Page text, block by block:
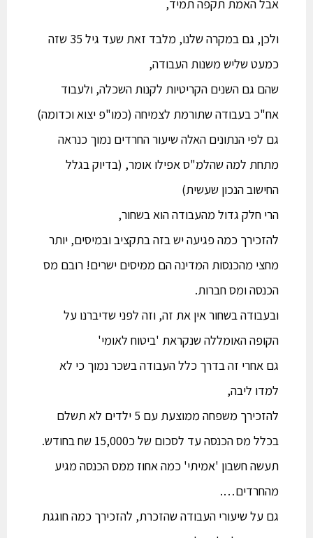
אבל האמת תקפה תמיד,
ולכן, גם במקרה שלנו, מלבד זאת שעד גיל 35 שזה
כמעט שליש משנות העבודה,
שהם גם השנים הקריטיות לקנות השכלה, ולעבוד
אח"כ בעבודה שתורמת לצמיחה (כמו"פ יצוא וכדומה)
גם לפי הנתונים האלה שיעור החרדים נמוך כנראה
מתחת למה שהלמ"ס אפילו אומר, (בדיוק בגלל
החישוב הנכון שעשית)
הרי חלק גדול מהעבודה הוא בשחור,
להזכירך כמה פגיעה יש בזה בתקציב ובמיסים, יותר
מחצי מהכנסות המדינה הם ממיסים ישרים! רובם מס
הכנסה ומס חברות.
ובעבודה בשחור אין את זה, וזה לפני שדיברנו על
הקופה האומללה שנקראת 'ביטוח לאומי'
גם אחרי זה בדרך כלל העבודה בשכר נמוך כי לא
למדו ליבה,
להזכירך משפחה ממוצעת עם 5 ילדים לא תשלם
בכלל מס הכנסה עד לסכום של כ15,000 שח בחודש.
תעשה חשבון 'אמיתי' כמה אחוז ממס הכנסה מגיע
מהחרדים….
גם על שיעורי העבודה שהזכרת, להזכירך כמה חוגגת